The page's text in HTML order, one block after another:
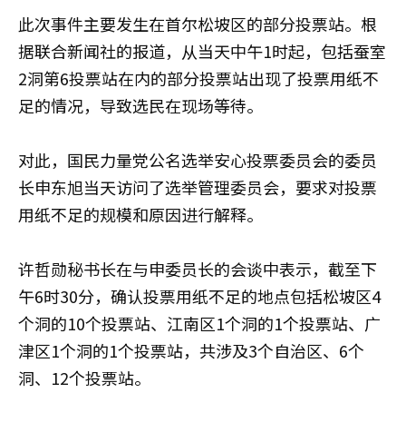
此次事件主要发生在首尔松坡区的部分投票站。根
据联合新闻社的报道，从当天中午1时起，包括蚕室
2洞第6投票站在内的部分投票站出现了投票用纸不
足的情况，导致选民在现场等待。
对此，国民力量党公名选举安心投票委员会的委员
长申东旭当天访问了选举管理委员会，要求对投票
用纸不足的规模和原因进行解释。
许哲勋秘书长在与申委员长的会谈中表示，截至下
午6时30分，确认投票用纸不足的地点包括松坡区4
个洞的10个投票站、江南区1个洞的1个投票站、广
津区1个洞的1个投票站，共涉及3个自治区、6个
洞、12个投票站。